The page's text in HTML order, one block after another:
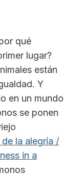
qué
lugar?
están
Y
en un mundo
se ponen
de la alegría /
in a